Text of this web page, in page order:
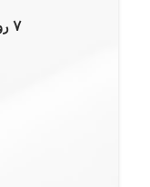
7 روز ضمانت بازگشت وجه